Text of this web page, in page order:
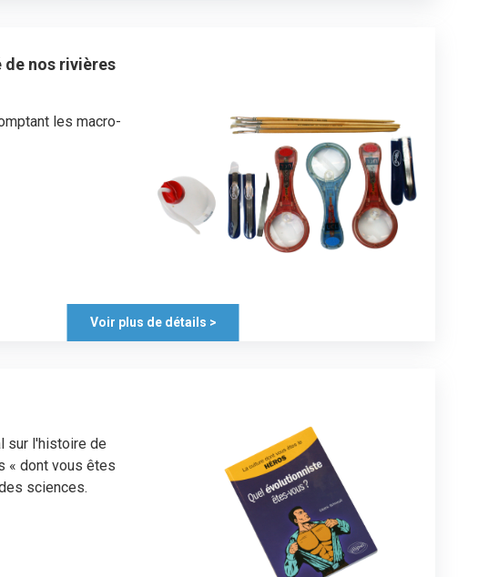
de nos rivières
les macro-
Voir plus de détails >
sur l'histoire de
« dont vous êtes
sciences.